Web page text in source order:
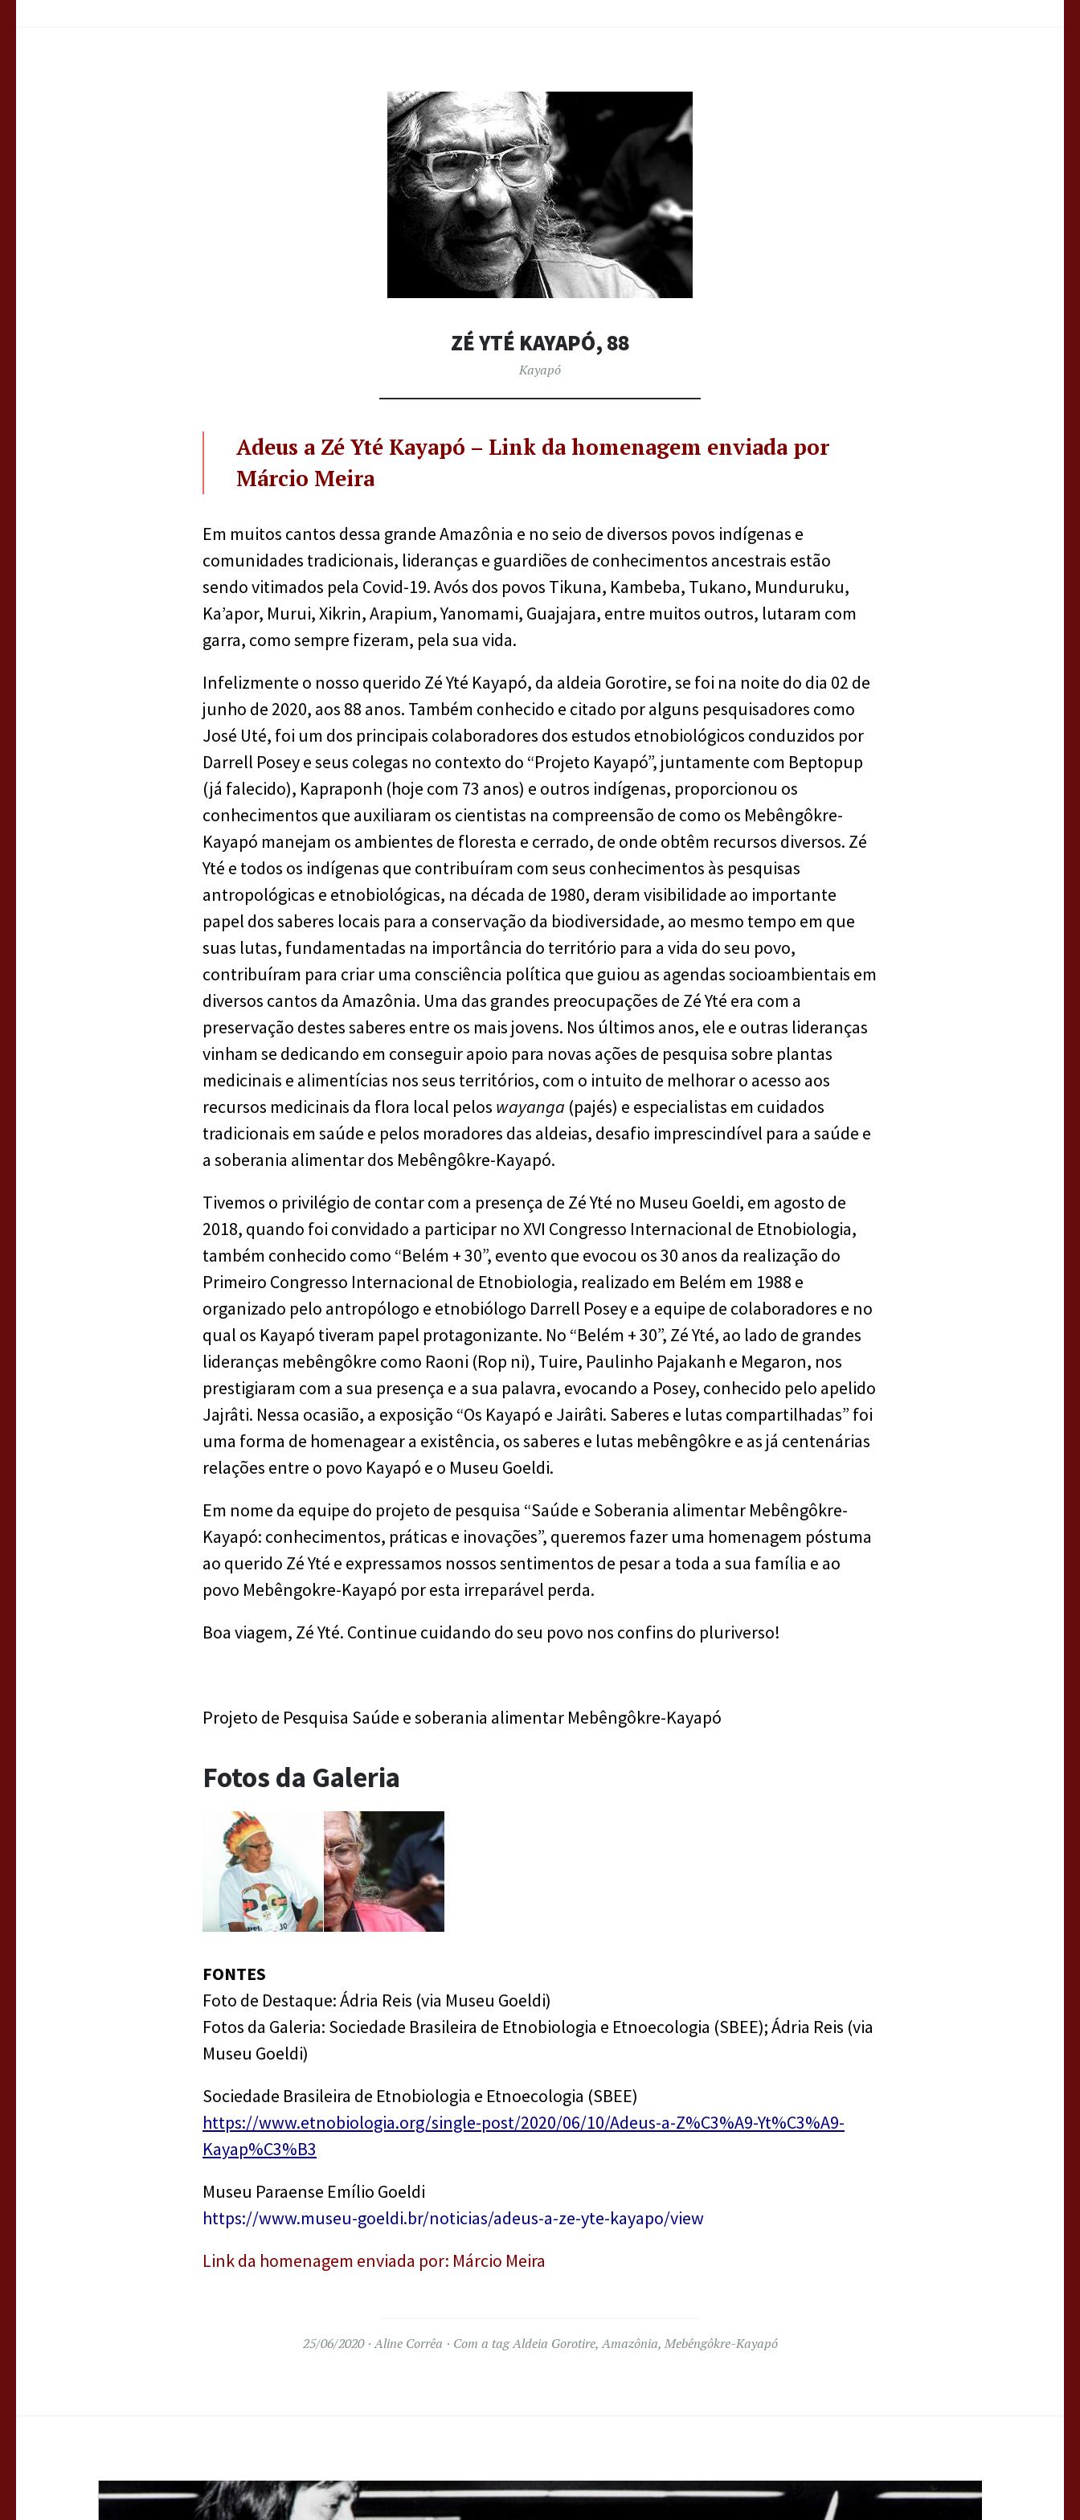
ZÉ YTÉ KAYAPÓ, 88
Kayapó
Adeus a Zé Yté Kayapó – Link da homenagem enviada por
Márcio Meira
Em muitos cantos dessa grande Amazônia e no seio de diversos povos indígenas e
comunidades tradicionais, lideranças e guardiões de conhecimentos ancestrais estão
sendo vitimados pela Covid-19. Avós dos povos Tikuna, Kambeba, Tukano, Munduruku,
Ka’apor, Murui, Xikrin, Arapium, Yanomami, Guajajara, entre muitos outros, lutaram com
garra, como sempre fizeram, pela sua vida.
Infelizmente o nosso querido Zé Yté Kayapó, da aldeia Gorotire, se foi na noite do dia 02 de
junho de 2020, aos 88 anos. Também conhecido e citado por alguns pesquisadores como
José Uté, foi um dos principais colaboradores dos estudos etnobiológicos conduzidos por
Darrell Posey e seus colegas no contexto do “Projeto Kayapó”, juntamente com Beptopup
(já falecido), Kapraponh (hoje com 73 anos) e outros indígenas, proporcionou os
conhecimentos que auxiliaram os cientistas na compreensão de como os Mebêngôkre-
Kayapó manejam os ambientes de floresta e cerrado, de onde obtêm recursos diversos. Zé
Yté e todos os indígenas que contribuíram com seus conhecimentos às pesquisas
antropológicas e etnobiológicas, na década de 1980, deram visibilidade ao importante
papel dos saberes locais para a conservação da biodiversidade, ao mesmo tempo em que
suas lutas, fundamentadas na importância do território para a vida do seu povo,
contribuíram para criar uma consciência política que guiou as agendas socioambientais em
diversos cantos da Amazônia. Uma das grandes preocupações de Zé Yté era com a
preservação destes saberes entre os mais jovens. Nos últimos anos, ele e outras lideranças
vinham se dedicando em conseguir apoio para novas ações de pesquisa sobre plantas
medicinais e alimentícias nos seus territórios, com o intuito de melhorar o acesso aos
recursos medicinais da flora local pelos wayanga (pajés) e especialistas em cuidados
tradicionais em saúde e pelos moradores das aldeias, desafio imprescindível para a saúde e
a soberania alimentar dos Mebêngôkre-Kayapó.
Tivemos o privilégio de contar com a presença de Zé Yté no Museu Goeldi, em agosto de
2018, quando foi convidado a participar no XVI Congresso Internacional de Etnobiologia,
também conhecido como “Belém + 30”, evento que evocou os 30 anos da realização do
Primeiro Congresso Internacional de Etnobiologia, realizado em Belém em 1988 e
organizado pelo antropólogo e etnobiólogo Darrell Posey e a equipe de colaboradores e no
qual os Kayapó tiveram papel protagonizante. No “Belém + 30”, Zé Yté, ao lado de grandes
lideranças mebêngôkre como Raoni (Rop ni), Tuire, Paulinho Pajakanh e Megaron, nos
prestigiaram com a sua presença e a sua palavra, evocando a Posey, conhecido pelo apelido
Jajrâti. Nessa ocasião, a exposição “Os Kayapó e Jairâti. Saberes e lutas compartilhadas” foi
uma forma de homenagear a existência, os saberes e lutas mebêngôkre e as já centenárias
relações entre o povo Kayapó e o Museu Goeldi.
Em nome da equipe do projeto de pesquisa “Saúde e Soberania alimentar Mebêngôkre-
Kayapó: conhecimentos, práticas e inovações”, queremos fazer uma homenagem póstuma
ao querido Zé Yté e expressamos nossos sentimentos de pesar a toda a sua família e ao
povo Mebêngokre-Kayapó por esta irreparável perda.
Boa viagem, Zé Yté. Continue cuidando do seu povo nos confins do pluriverso!
Projeto de Pesquisa Saúde e soberania alimentar Mebêngôkre-Kayapó
Fotos da Galeria
FONTES
Foto de Destaque: Ádria Reis (via Museu Goeldi)
Fotos da Galeria: Sociedade Brasileira de Etnobiologia e Etnoecologia (SBEE); Ádria Reis (via
Museu Goeldi)
Sociedade Brasileira de Etnobiologia e Etnoecologia (SBEE)
https://www.etnobiologia.org/single-post/2020/06/10/Adeus-a-Z%C3%A9-Yt%C3%A9-
Kayap%C3%B3
Museu Paraense Emílio Goeldi
https://www.museu-goeldi.br/noticias/adeus-a-ze-yte-kayapo/view
Link da homenagem enviada por: Márcio Meira
25/06/2020 Aline Corrêa Com a tagAldeia Gorotire,Amazônia, Mebêngôkre-Kayapó